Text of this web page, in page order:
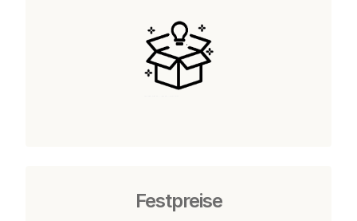
Festpreise